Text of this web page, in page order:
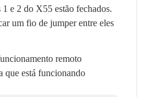
e 2 do X55 estão fechados.
um fio de jumper entre eles
remoto
que está funcionando